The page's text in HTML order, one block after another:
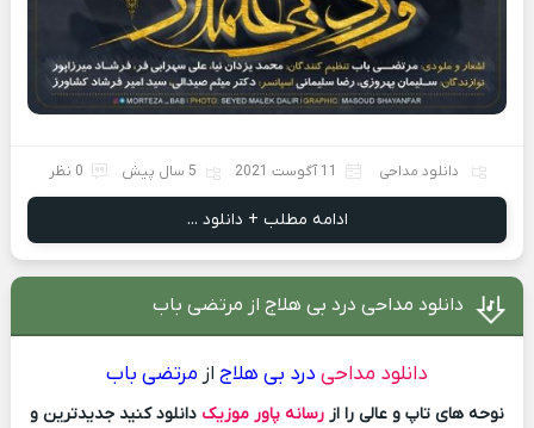
دانلود مداحی 11 آگوست 2021 5 سال پیش 0 نظر
ادامه مطلب + دانلود ...
دانلود مداحی درد بی هلاج از مرتضی باب
دانلود مداحی درد بی هلاج ازمرتضی باب
نوحه های تاپ و عالی را از رسانه پاور موزیک دانلود کنید جدیدترین و